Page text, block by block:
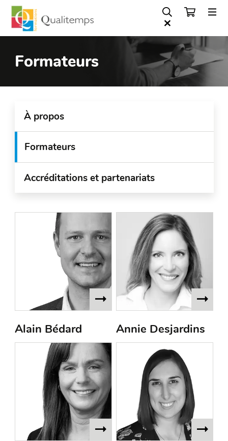
Formateurs
Alain Bédard Annie Desjardins
À propos
Formateurs
Accréditations et partenariats